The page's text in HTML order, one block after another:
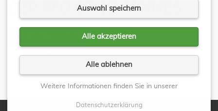
DER KFD ST. JOHANNES
20.03.2024, 13:30
Kirchplatz St. Johannes.
Zurück
Auswahl speichern
Alle akzeptieren
Alle ablehnen
Weitere Informationen finden Sie in unserer
Datenschutzerklärung